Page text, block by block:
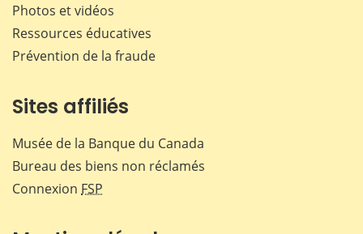
Photos et vidéos
Ressources éducatives
Prévention de la fraude
Sites affiliés
Musée de la Banque du Canada
Bureau des biens non réclamés
Connexion FSP